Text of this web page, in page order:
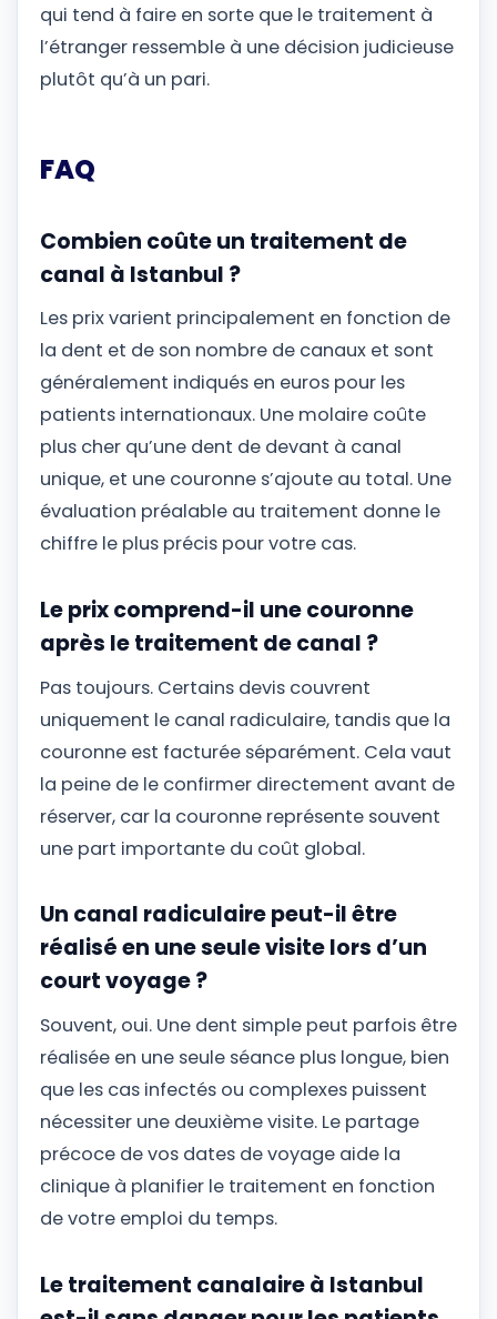
qui tend à faire en sorte que le traitement à
l’étranger ressemble à une décision judicieuse
plutôt qu’à un pari.
FAQ
Combien coûte un traitement de
canal à Istanbul ?
Les prix varient principalement en fonction de
la dent et de son nombre de canaux et sont
généralement indiqués en euros pour les
patients internationaux. Une molaire coûte
plus cher qu’une dent de devant à canal
unique, et une couronne s’ajoute au total. Une
évaluation préalable au traitement donne le
chiffre le plus précis pour votre cas.
Le prix comprend-il une couronne
après le traitement de canal ?
Pas toujours. Certains devis couvrent
uniquement le canal radiculaire, tandis que la
couronne est facturée séparément. Cela vaut
la peine de le confirmer directement avant de
réserver, car la couronne représente souvent
une part importante du coût global.
Un canal radiculaire peut-il être
réalisé en une seule visite lors d’un
court voyage ?
Souvent, oui. Une dent simple peut parfois être
réalisée en une seule séance plus longue, bien
que les cas infectés ou complexes puissent
nécessiter une deuxième visite. Le partage
précoce de vos dates de voyage aide la
clinique à planifier le traitement en fonction
de votre emploi du temps.
Le traitement canalaire à Istanbul